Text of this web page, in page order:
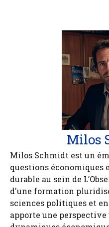
Milos
Milos Schmidt est un
questions économiques
durable au sein de
d'une formation
sciences politiques et
apporte une